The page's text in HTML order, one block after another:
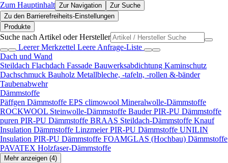
Zum Hauptinhalt Zur Navigation
Zur Suche
Zu den Barrierefreiheits-Einstellungen
Produkte
Suche nach Artikel oder Hersteller
Leerer Merkzettel Leere Anfrage-Liste
Dach und Wand
Steildach Flachdach Fassade Bauwerksabdichtung Kaminschutz
Dachschmuck Bauholz Metallbleche, -tafeln, -rollen &-bänder
Taubenabwehr
Dämmstoffe
Päffgen Dämmstoffe EPS climowool Mineralwolle-Dämmstoffe
ROCKWOOL Steinwolle-Dämmstoffe Bauder PIR-PU Dämmstoffe
puren PIR-PU Dämmstoffe BRAAS Steildach-Dämmstoffe Knauf
Insulation Dämmstoffe Linzmeier PIR-PU Dämmstoffe UNILIN
Insulation PIR-PU Dämmstoffe FOAMGLAS (Hochbau) Dämmstoffe
PAVATEX Holzfaser-Dämmstoffe
Mehr anzeigen (4)